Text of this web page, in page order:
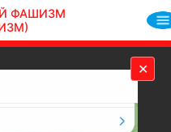
ФАШИЗМ
✕